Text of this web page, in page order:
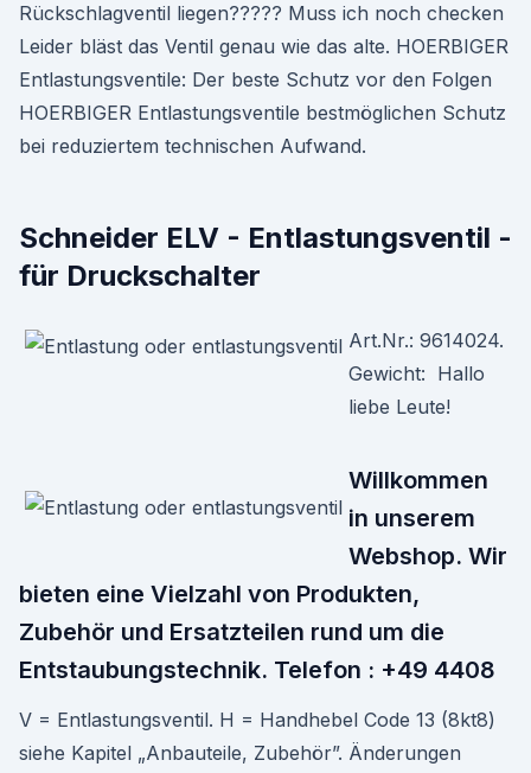
Rückschlagventil liegen????? Muss ich noch checken
Leider bläst das Ventil genau wie das alte. HOERBIGER
Entlastungsventile: Der beste Schutz vor den Folgen
HOERBIGER Entlastungsventile bestmöglichen Schutz
bei reduziertem technischen Aufwand.
Schneider ELV - Entlastungsventil -
für Druckschalter
Art.Nr.: 9614024.
Gewicht: Hallo
liebe Leute!
Willkommen
in unserem
Webshop. Wir
bieten eine Vielzahl von Produkten,
Zubehör und Ersatzteilen rund um die
Entstaubungstechnik. Telefon : +49 4408
V = Entlastungsventil. H = Handhebel Code 13 (8kt8)
siehe Kapitel „Anbauteile, Zubehör”. Änderungen